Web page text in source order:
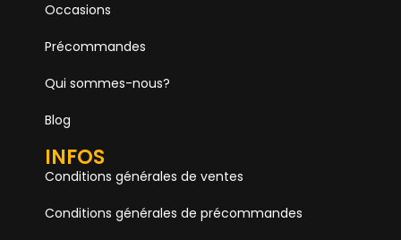
Occasions
Précommandes
Qui sommes-nous?
Blog
INFOS
Conditions générales de ventes
Conditions générales de précommandes